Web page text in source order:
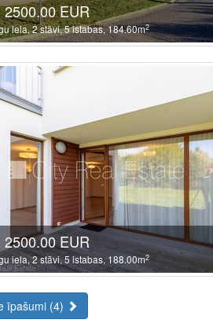
2500.00 EUR
iela, 2 stāvi, 5 istabas, 184.60m2
2500.00 EUR
iela, 2 stāvi, 5 istabas, 188.00m2
īpašumi (4)